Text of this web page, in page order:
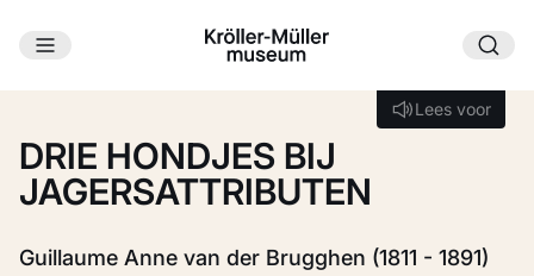
Ga naar hoofdinhoud
Lees voor
Lees voor
DRIE HONDJES BIJ
JAGERSATTRIBUTEN
Guillaume Anne van der Brugghen (1811 - 1891)